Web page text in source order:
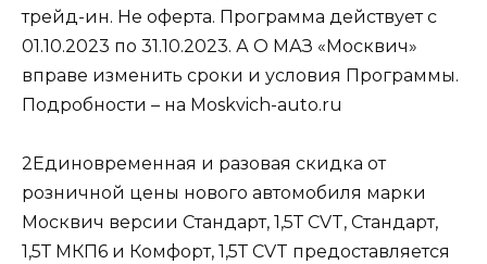
трейд-ин. Не оферта. Программа действует с
01.10.2023 по 31.10.2023. А О МАЗ «Москвич»
вправе изменить сроки и условия Программы.
Подробности – на Moskvich-auto.ru
2Единовременная и разовая скидка от
розничной цены нового автомобиля марки
Москвич версии Стандарт, 1,5Т CVT, Стандарт,
1,5Т МКП6 и Комфорт, 1,5Т CVT предоставляется